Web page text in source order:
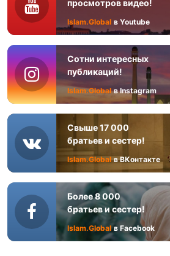
просмотров видео!
Islam.Global в Youtube
Сотни интересных
публикаций!
Islam.Global в Instagram
Свыше 17 000
братьев и сестер!
Islam.Global в ВКонтакте
Более 8 000
братьев и сестер!
Islam.Global в Facebook